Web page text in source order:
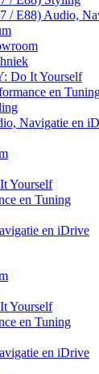
E88) Audio,
Do It Yourself
en
Navigatie en
Yourself
en Tuning
en iDrive
Yourself
en Tuning
en iDrive